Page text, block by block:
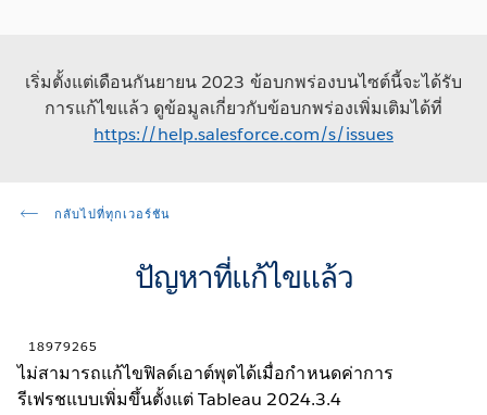
เริ่มตั้งแต่เดือนกันยายน 2023 ข้อบกพร่องบนไซต์นี้จะได้รับ
การแก้ไขแล้ว ดูข้อมูลเกี่ยวกับข้อบกพร่องเพิ่มเติมได้ที่
https://help.salesforce.com/s/issues
กลับไปที่ทุกเวอร์ชัน
ปัญหาที่แก้ไขแล้ว
18979265
ไม่สามารถแก้ไขฟิลด์เอาต์พุตได้เมื่อกำหนดค่าการ
รีเฟรชแบบเพิ่มขึ้นตั้งแต่ Tableau 2024.3.4